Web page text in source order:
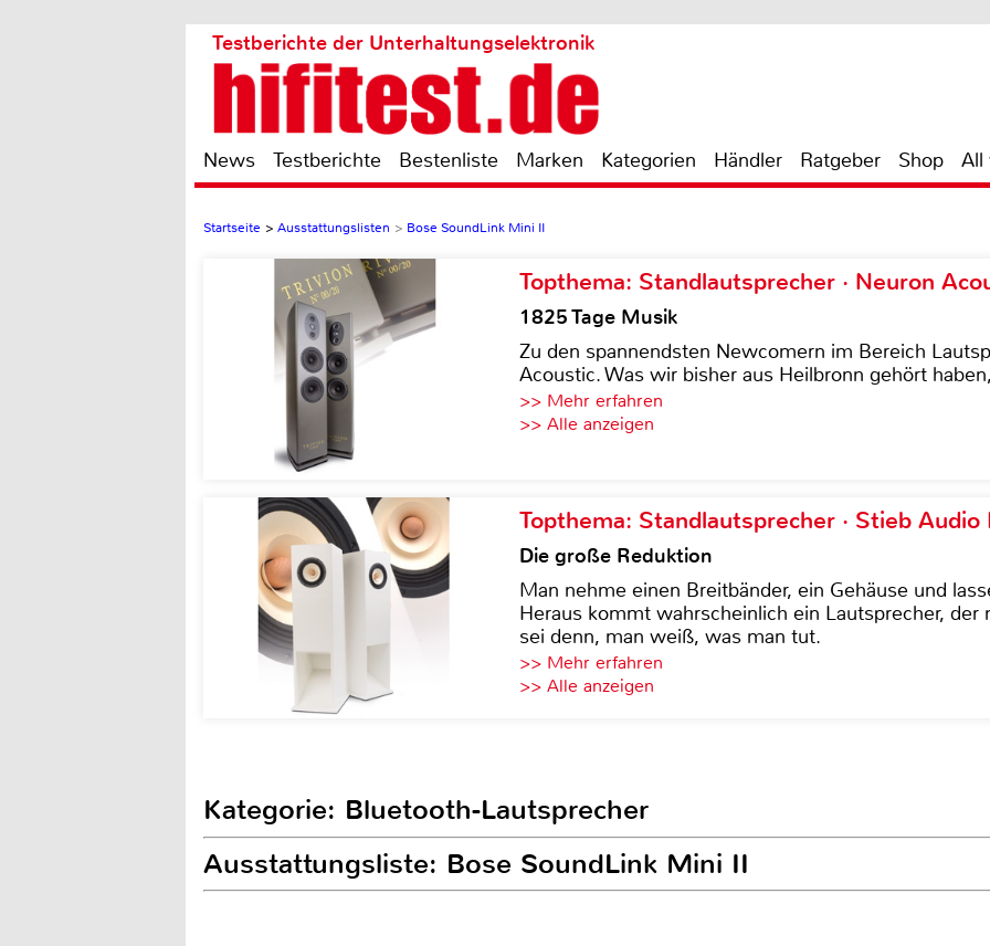
Testberichte der Unterhaltungselektronik
News Testberichte Bestenliste Marken Kategorien Händler Ratgeber Shop All
Startseite > Ausstattungslisten > Bose SoundLink Mini II
Topthema: Standlautsprecher · Neuron
1825 Tage Musik
Zu den spannendsten Newcomern im Bereich
Acoustic. Was wir bisher aus Heilbronn gehört
>> Mehr erfahren
>> Alle anzeigen
Topthema: Standlautsprecher · Stieb Audio
Die große Reduktion
Man nehme einen Breitbänder, ein Gehäuse und
Heraus kommt wahrscheinlich ein Lautsprecher,
sei denn, man weiß, was man tut.
>> Mehr erfahren
>> Alle anzeigen
Kategorie: Bluetooth-Lautsprecher
Ausstattungsliste: Bose SoundLink Mini II